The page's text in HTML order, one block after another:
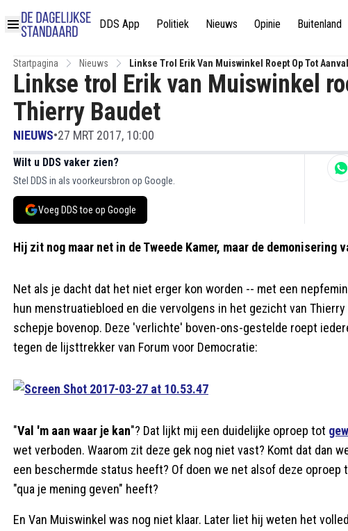
DDS App Politiek Nieuws Opinie Buitenland
Startpagina Nieuws Linkse Trol Erik Van Muiswinkel Roept Op Tot
Linkse trol Erik van Muiswinkel
Thierry Baudet
NIEUWS•27 MRT 2017, 10:00
Wilt u DDS vaker zien?
Stel DDS in als voorkeursbron op Google.
Voeg DDS toe op Google
Hij zit nog maar net in de Tweede Kamer, maar de demonisering
Net als je dacht dat het niet erger kon worden -- met een
hun menstruatiebloed en die vervolgens in het gezicht van
schepje bovenop. Deze 'verlichte' boven-ons-gestelde roept
tegen de lijsttrekker van Forum voor Democratie:
"Val 'm aan waar je kan"? Dat lijkt mij een duidelijke oproep tot
wet verboden. Waarom zit deze gek nog niet vast? Komt dat dan
een beschermde status heeft? Of doen we net alsof deze
"qua je mening geven" heeft?
En Van Muiswinkel was nog niet klaar. Later liet hij weten het